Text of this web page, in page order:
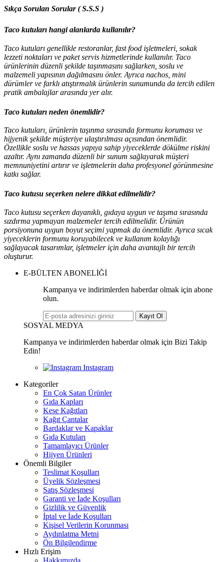
Sıkça Sorulan Sorular ( S.S.S )
Taco kutuları hangi alanlarda kullanılır?
Taco kutuları genellikle restoranlar, fast food işletmeleri, sokak
lezzeti noktaları ve paket servis hizmetlerinde kullanılır. Taco
ürünlerinin düzenli şekilde taşınmasını sağlarken, soslu ve
malzemeli yapısının dağılmasını önler. Ayrıca nachos, mini
dürümler ve farklı atıştırmalık ürünlerin sunumunda da tercih edilen
pratik ambalajlar arasında yer alır.
Taco kutuları neden önemlidir?
Taco kutuları, ürünlerin taşınma sırasında formunu koruması ve
hijyenik şekilde müşteriye ulaştırılması açısından önemlidir.
Özellikle soslu ve hassas yapıya sahip yiyeceklerde dökülme riskini
azaltır. Aynı zamanda düzenli bir sunum sağlayarak müşteri
memnuniyetini artırır ve işletmelerin daha profesyonel görünmesine
katkı sağlar.
Taco kutusu seçerken nelere dikkat edilmelidir?
Taco kutusu seçerken dayanıklı, gıdaya uygun ve taşıma sırasında
sızdırma yapmayan malzemeler tercih edilmelidir. Ürünün
porsiyonuna uygun boyut seçimi yapmak da önemlidir. Ayrıca sıcak
yiyeceklerin formunu koruyabilecek ve kullanım kolaylığı
sağlayacak tasarımlar, işletmeler için daha avantajlı bir tercih
oluşturur.
E-BÜLTEN ABONELİĞİ
Kampanya ve indirimlerden haberdar olmak için abone
olun.
Kayıt Ol
SOSYAL MEDYA
Kampanya ve indirimlerden haberdar olmak için Bizi Takip
Edin!
Kategoriler
En Çok Satan Ürünler
Gıda Kapları
Kese Kağıtları
Kağıt Çantalar
Bardaklar ve Kapaklar
Gıda Kutuları
Tamamlayıcı Ürünler
Hijyen Ürünleri
Önemli Bilgiler
Teslimat Koşulları
Üyelik Sözleşmesi
Satış Sözleşmesi
Garanti ve İade Koşulları
Gizlilik ve Güvenlik
İptal ve İade Koşulları
Kişisel Verilerin Korunması
Aydınlatma Metni
Ön Bilgilendirme
Hızlı Erişim
Hakkımızda